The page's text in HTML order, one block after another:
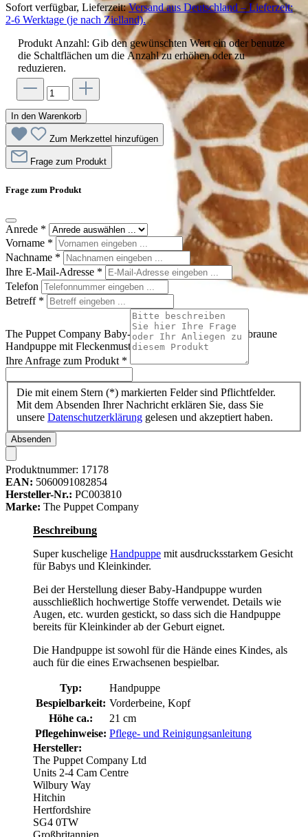
The Puppet Company Baby-Handpuppe Giraffe, beige-braune
Handpuppe mit Fleckenmuster und kleinen Hörnchen
Sofort verfügbar, Lieferzeit:Versand aus Deutschland – Lieferzeit:
2-6 Werktage (je nach Zielland).
Produkt Anzahl: Gib den gewünschten Wert ein oder benutze
die Schaltflächen um die Anzahl zu erhöhen oder zu
reduzieren.
In den Warenkorb
Zum Merkzettel hinzufügen
Frage zum Produkt
Frage zum Produkt
Anrede *
Vorname *
Nachname *
Ihre E-Mail-Adresse *
Telefon
Betreff *
Ihre Anfrage zum Produkt *
Die mit einem Stern (*) markierten Felder sind Pflichtfelder.
Mit dem Absenden Ihrer Nachricht erklären Sie, dass Sie
unsere Datenschutzerklärung gelesen und akzeptiert haben.
Absenden
Produktnummer: 17178
EAN: 5060091082854
Hersteller-Nr.: PC003810
Marke: The Puppet Company
Beschreibung
Super kuschelige Handpuppe mit ausdrucksstarkem Gesicht
für Babys und Kleinkinder.
Bei der Herstellung dieser Baby-Handpuppe wurden
ausschließlich hochwertige Stoffe verwendet. Details wie
Augen, etc. wurden gestickt, so dass sich die Handpuppe
bereits für Kleinkinder ab der Geburt eignet.
Die Handpuppe ist sowohl für die Hände eines Kindes, als
auch für die eines Erwachsenen bespielbar.
Typ:
Handpuppe
Bespielbarkeit: Vorderbeine, Kopf
Höhe ca.:
21 cm
Pflegehinweise: Pflege- und Reinigungsanleitung
Hersteller:
The Puppet Company Ltd
Units 2-4 Cam Centre
Wilbury Way
Hitchin
Hertfordshire
SG4 0TW